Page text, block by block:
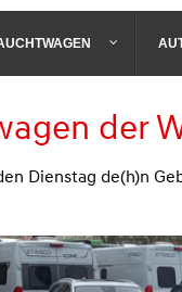
der
Dienstag de(h)n